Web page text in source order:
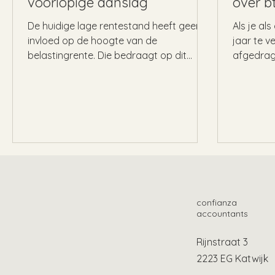
De huidige lage rentestand heeft geen
invloed op de hoogte van de
belastingrente. Die bedraagt op dit
Als je
jaar te
confianza
accountants
Rijnstraat 3
2223 EG Katwijk